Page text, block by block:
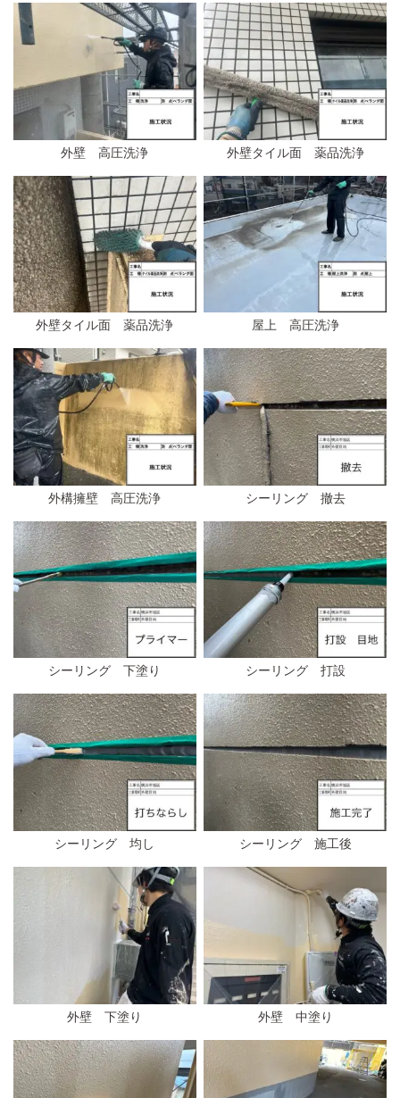
外壁 高圧洗浄 外壁タイル面 薬品洗浄
外壁タイル面 薬品洗浄 屋上 高圧洗浄
外構擁壁 高圧洗浄 シーリング 撤去
シーリング 下塗り シーリング 打設
シーリング 均し シーリング 施工後
外壁 下塗り 外壁 中塗り